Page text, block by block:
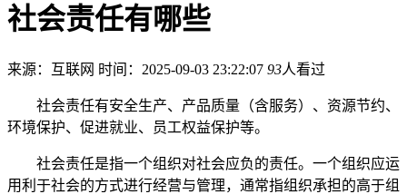
社会责任有哪些
来源：互联网 时间：2025-09-03 23:22:07 93人看过
社会责任有安全生产、产品质量（含服务）、资源节约、
环境保护、促进就业、员工权益保护等。
社会责任是指一个组织对社会应负的责任。一个组织应运
用利于社会的方式进行经营与管理，通常指组织承担的高于组